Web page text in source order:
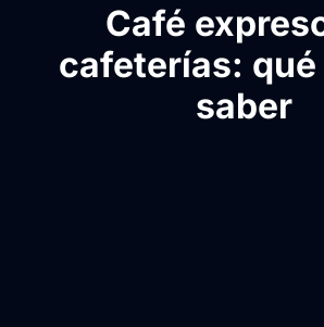
Café
cafeterías: qué
saber